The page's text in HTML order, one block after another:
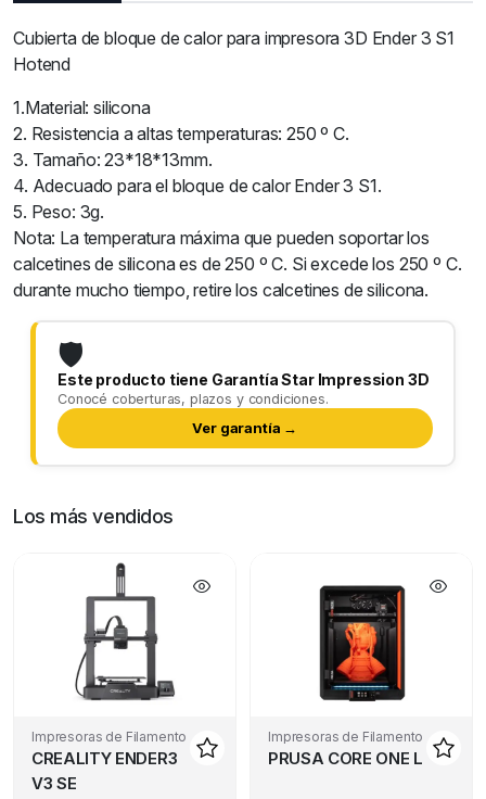
Cubierta de bloque de calor para impresora 3D Ender 3 S1
Hotend
1.Material: silicona
2. Resistencia a altas temperaturas: 250 º C.
3. Tamaño: 23*18*13mm.
4. Adecuado para el bloque de calor Ender 3 S1.
5. Peso: 3g.
Nota: La temperatura máxima que pueden soportar los
calcetines de silicona es de 250 º C. Si excede los 250 º C.
durante mucho tiempo, retire los calcetines de silicona.
🛡️
Este producto tiene Garantía Star Impression 3D
Conocé coberturas, plazos y condiciones.
Ver garantía →
Los más vendidos
Impresoras de Filamento
CREALITY ENDER3
V3 SE
Impresoras de Filamento
PRUSA CORE ONE L